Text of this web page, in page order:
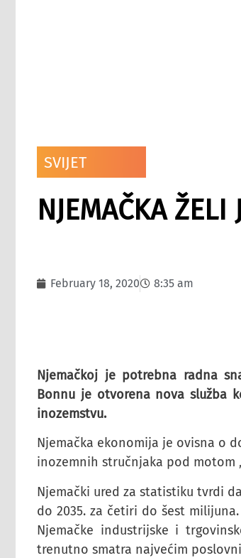
SVIJET
NJEMAČKA
February 18, 2020 8:35 am
Njemačkoj je potrebna radna
Bonnu je otvorena nova služba
inozemstvu.
Njemačka ekonomija je ovisna o
inozemnih stručnjaka pod motom
Njemački ured za statistiku tvrdi
do 2035. za četiri do šest
Njemačke industrijske i
trenutno smatra najvećim